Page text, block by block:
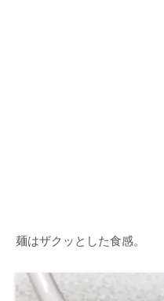
麺はザクッとした食感。